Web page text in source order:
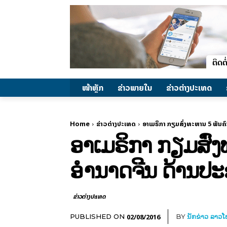
ໜ້າຫຼັກ ຂ່າວພາຍ​ໃນ ຂ່າວຕ່າງປະເທດ
Home ຂ່າວຕ່າງປະເທດ ອາເມຣິກາ ກຽມສົ່ງທະຫານ 5 ພັນ
ອາເມຣິກາ ກຽມສົ່
ອຳນາດຈີນ ດ້ານປ
ຂ່າວຕ່າງປະເທດ
PUBLISHED ON 02/08/2016 BYນັກຂ່າວ ລາວ